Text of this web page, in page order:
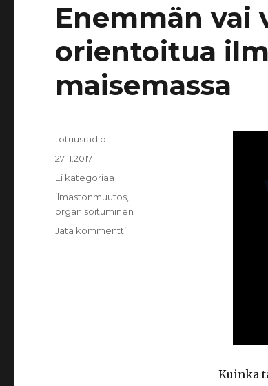
Enemmän vai
orientoitua
maisemassa
Kuinka
Kirjoittaja
totuusradio
Julkaistu
27.11.2017
Kategoriat
Ei kategoriaa
Avainsanat
ilmastonmuutos
organisoituminen
Jätä kommentti